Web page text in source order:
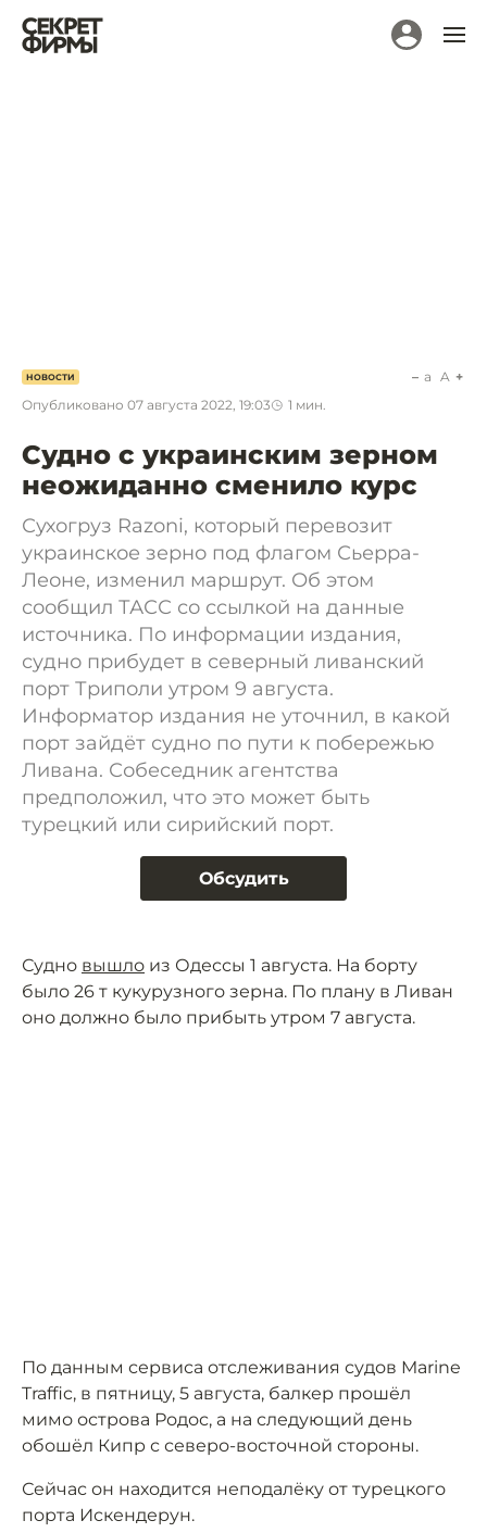
НОВОСТИ
Опубликовано 07 августа 2022, 19:03 1 мин.
a A
Судно с украинским зерном
неожиданно сменило курс
Сухогруз Razoni, который перевозит
украинское зерно под флагом Сьерра-
Леоне, изменил маршрут. Об этом
сообщил ТАСС со ссылкой на данные
источника. По информации издания,
судно прибудет в северный ливанский
порт Триполи утром 9 августа.
Информатор издания не уточнил, в какой
порт зайдёт судно по пути к побережью
Ливана. Собеседник агентства
предположил, что это может быть
турецкий или сирийский порт.
Обсудить
Судно вышло из Одессы 1 августа. На борту
было 26 т кукурузного зерна. По плану в Ливан
оно должно было прибыть утром 7 августа.
По данным сервиса отслеживания судов Marine
Traffic, в пятницу, 5 августа, балкер прошёл
мимо острова Родос, а на следующий день
обошёл Кипр с северо-восточной стороны.
Сейчас он находится неподалёку от турецкого
порта Искендерун.